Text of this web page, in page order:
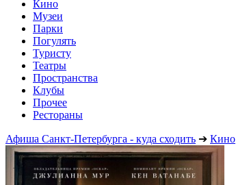
Кино
Музеи
Парки
Погулять
Туристу
Театры
Пространства
Клубы
Прочее
Рестораны
Афиша Санкт-Петербурга - куда сходить ➔ Кино